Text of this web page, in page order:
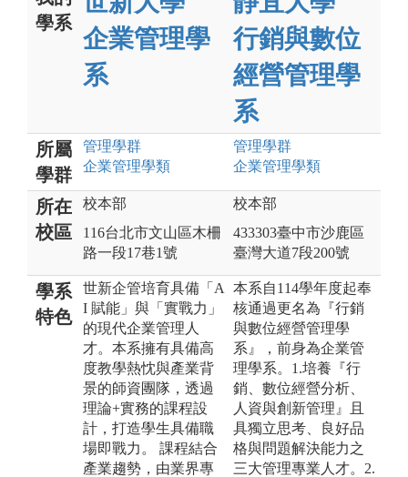
學系
企業管理學
系
行銷與數位
經營管理學
系
所屬
學群
管理學群
企業管理學類
管理學群
企業管理學類
所在
校區
校本部
116台北市文山區木柵
路一段17巷1號
校本部
433303臺中市沙鹿區
臺灣大道7段200號
學系
特色
世新企管培育具備「A
I 賦能」與「實戰力」
的現代企業管理人
才。本系擁有具備高
度教學熱忱與產業背
景的師資團隊，透過
理論+實務的課程設
計，打造學生具備職
場即戰力。 課程結合
產業趨勢，由業界專
本系自114學年度起奉
核通過更名為『行銷
與數位經營管理學
系』，前身為企業管
理學系。1.培養『行
銷、數位經營分析、
人資與創新管理』且
具獨立思考、良好品
格與問題解決能力之
三大管理專業人才。2.